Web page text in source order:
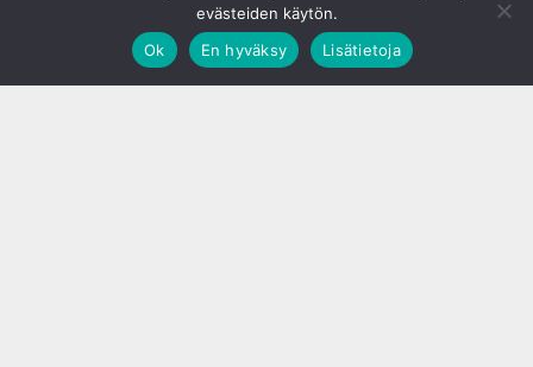
evästeiden käytön.
Ok
En hyväksy Lisätietoja